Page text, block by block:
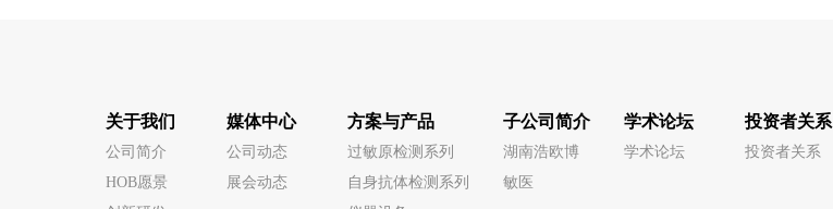
关于我们
公司简介
HOB愿景
媒体中心
公司动态
展会动态
方案与产品
过敏原检测系列
自身抗体检测系列
子公司简介
湖南浩欧博
敏医
学术论坛
学术论坛
投资者关系
投资者关系